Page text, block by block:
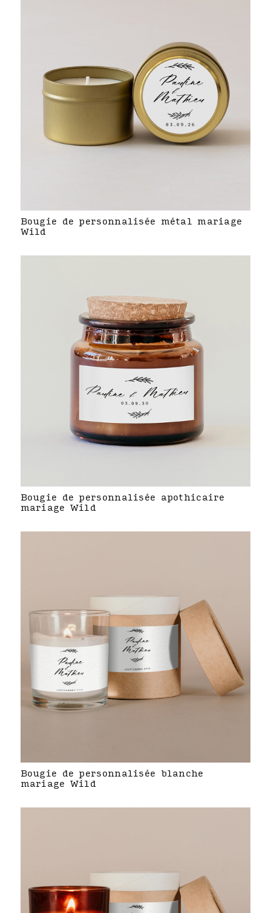
Bougie de personnalisée métal mariage
Wild
Bougie de personnalisée apothicaire
mariage Wild
Bougie de personnalisée blanche
mariage Wild